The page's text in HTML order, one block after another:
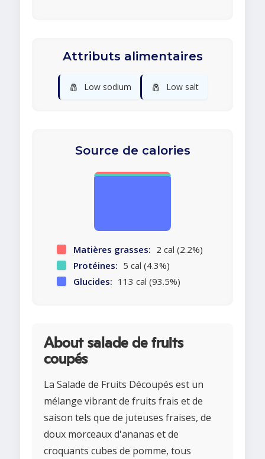
Attributs alimentaires
🧂 Low sodium 🧂 Low salt
Source de calories
Matières grasses: 2 cal (2.2%)
Protéines: 5 cal (4.3%)
Glucides: 113 cal (93.5%)
About salade de fruits
coupés
La Salade de Fruits Découpés est un
mélange vibrant de fruits frais et de
saison tels que de juteuses fraises, de
doux morceaux d'ananas et de
croquants cubes de pomme, tous